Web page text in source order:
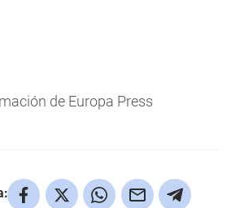
de Europa Press